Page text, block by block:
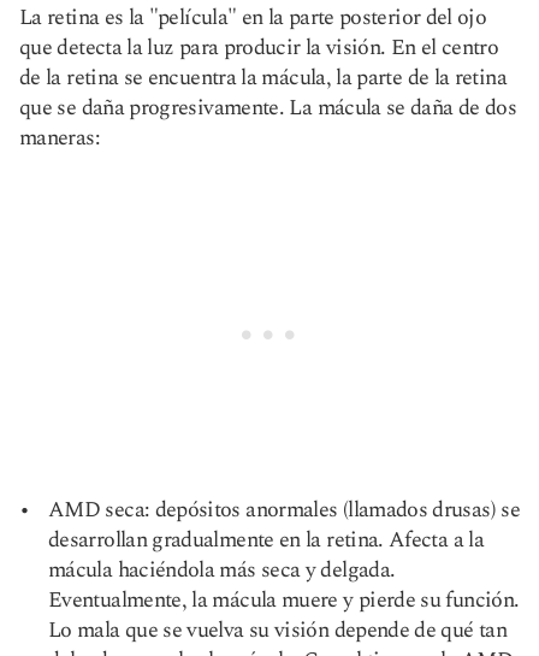
La retina es la "película" en la parte posterior del ojo
que detecta la luz para producir la visión. En el centro
de la retina se encuentra la mácula, la parte de la retina
que se daña progresivamente. La mácula se daña de dos
maneras:
AMD seca: depósitos anormales (llamados drusas) se
desarrollan gradualmente en la retina. Afecta a la
mácula haciéndola más seca y delgada.
Eventualmente, la mácula muere y pierde su función.
Lo mala que se vuelva su visión depende de qué tan